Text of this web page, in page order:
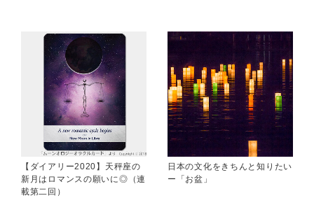
【ダイアリー2020】天秤座の
新月はロマンスの願いに◎（連
載第二回）
日本の文化をきちんと知りたい
ー「お盆」